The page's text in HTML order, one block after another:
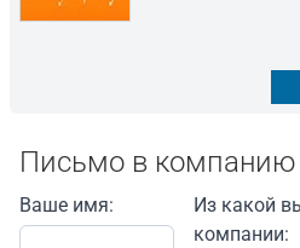
Письмо в компанию
Ваше имя:
Из какой
компании: